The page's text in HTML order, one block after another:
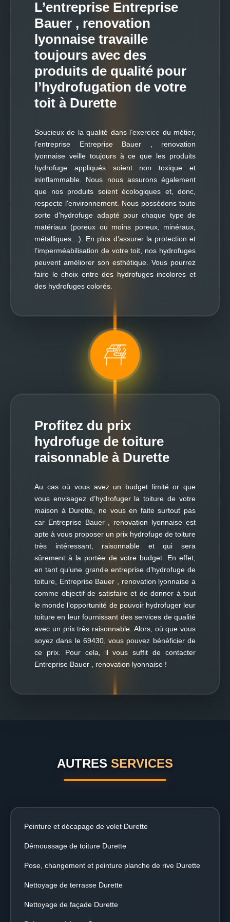
L’entreprise Entreprise
Bauer , renovation
lyonnaise travaille
toujours avec des
produits de qualité pour
l’hydrofugation de votre
toit à Durette
Soucieux de la qualité dans l’exercice du métier,
l’entreprise Entreprise Bauer , renovation
lyonnaise veille toujours à ce que les produits
hydrofuge appliqués soient non toxique et
ininflammable. Nous nous assurons également
que nos produits soient écologiques et, donc,
respecte l'environnement. Nous possédons toute
sorte d’hydrofuge adapté pour chaque type de
matériaux (poreux ou moins poreux, minéraux,
métalliques…). En plus d’assurer la protection et
l’imperméabilisation de votre toit, nos hydrofuges
peuvent améliorer son esthétique. Vous pourrez
faire le choix entre des hydrofuges incolores et
des hydrofuges colorés.
Profitez du prix
hydrofuge de toiture
raisonnable à Durette
Au cas où vous avez un budget limité or que
vous envisagez d’hydrofuger la toiture de votre
maison à Durette, ne vous en faite surtout pas
car Entreprise Bauer , renovation lyonnaise est
apte à vous proposer un prix hydrofuge de toiture
très intéressant, raisonnable et qui sera
sûrement à la portée de votre budget. En effet,
en tant qu’une grande entreprise d’hydrofuge de
toiture, Entreprise Bauer , renovation lyonnaise a
comme objectif de satisfaire et de donner à tout
le monde l’opportunité de pouvoir hydrofuger leur
toiture en leur fournissant des services de qualité
avec un prix très raisonnable. Alors, où que vous
soyez dans le 69430, vous pouvez bénéficier de
ce prix. Pour cela, il vous suffit de contacter
Entreprise Bauer , renovation lyonnaise !
AUTRES SERVICES
Peinture et décapage de volet Durette
Démoussage de toiture Durette
Pose, changement et peinture planche de rive Durette
Nettoyage de terrasse Durette
Nettoyage de façade Durette